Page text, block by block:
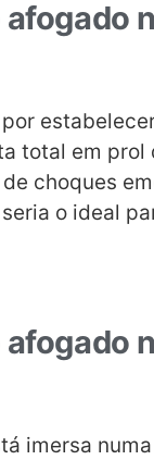
total em
choques
o ideal
imersa